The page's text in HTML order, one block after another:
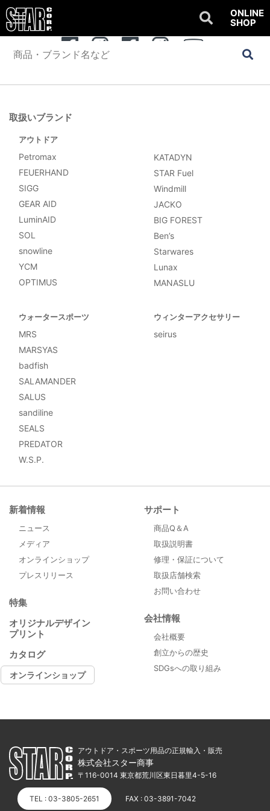
ONLINE
SHOP
OUTDOOR
新着情報
ニュース
メディア
オンラインショップ
プレスリリース
特集
オリジナルデザイン
プリント
カタログ
オンラインショップ
サポート
商品Q＆A
取扱説明書
修理・保証について
取扱店舗検索
お問い合わせ
会社情報
会社概要
創立からの歴史
SDGsへの取り組み
取扱いブランド
アウトドア
Petromax
FEUERHAND
SIGG
GEAR AID
LuminAID
SOL
snowline
YCM
OPTIMUS
KATADYN
STAR Fuel
Windmill
JACKO
BIG FOREST
Ben’s
Starwares
Lunax
MANASLU
ウォータースポーツ
MRS
MARSYAS
badfish
SALAMANDER
SALUS
sandiline
SEALS
PREDATOR
W.S.P.
ウィンターアクセサリー
seirus
アウトドア・スポーツ用品の正規輸入・販売
株式会社スター商事
〒116-0014 東京都荒川区東日暮里4-5-16
TEL : 03-3805-2651 FAX : 03-3891-7042